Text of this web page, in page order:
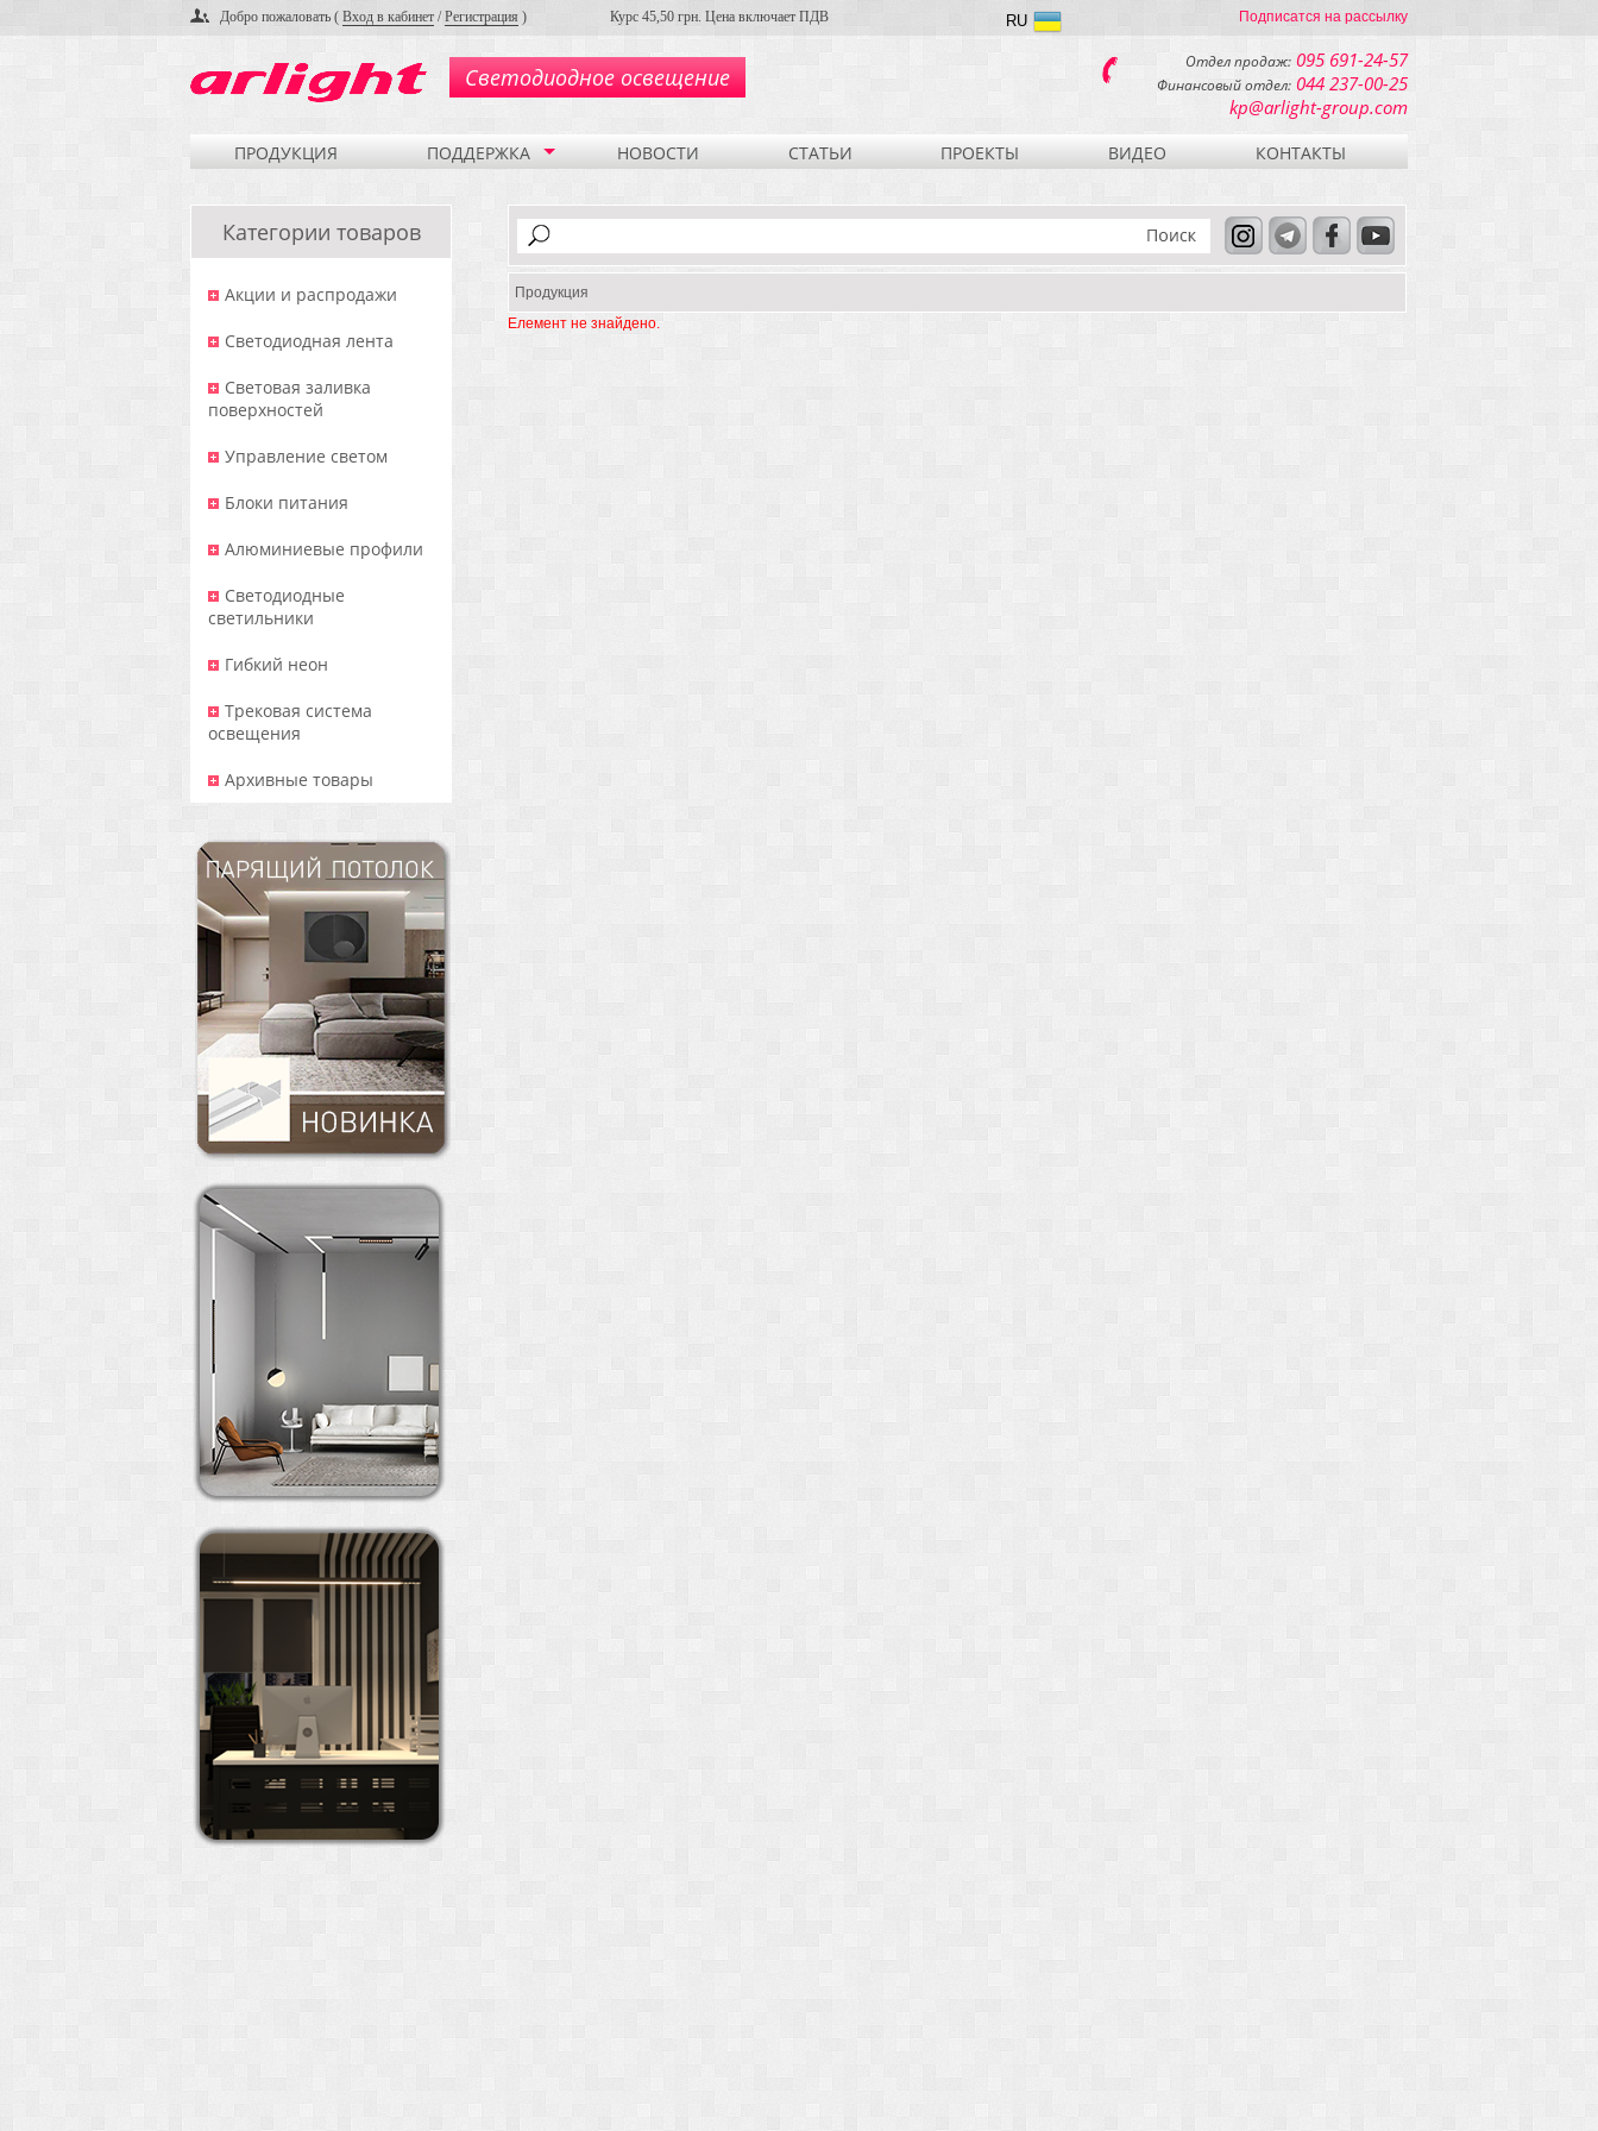
Добро пожаловать ( Вход в кабинет /Регистрация ) Курс 45,50 грн. Цена включает ПДВ Подписатся на рассылку
RU
Светодиодное освещение
Отдел продаж: 095 691-24-57
Финансовый отдел: 044 237-00-25
kp@arlight-group.com
ПРОДУКЦИЯ ПОДДЕРЖКА НОВОСТИ СТАТЬИ ПРОЕКТЫ ВИДЕО КОНТАКТЫ
Категории товаров
Акции и распродажи
Светодиодная лента
Световая заливка
поверхностей
Управление светом
Блоки питания
Алюминиевые профили
Светодиодные
светильники
Гибкий неон
Трековая система
освещения
Архивные товары
Продукция
Елемент не знайдено.